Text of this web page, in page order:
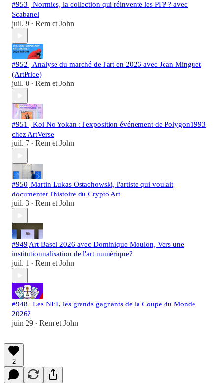
#953 | Normies, la collection qui réinvente les PFP ? avec
Scabanel
juil. 9 • Rem et John
#952 | Analyse du marché de l'art en 2026 avec Jean Minguet
(ArtPrice)
juil. 8 • Rem et John
#951 | Koi No Yokan : l'exposition événement de Polygon1993
chez ArtVerse
juil. 7 • Rem et John
#950| Martin Lukas Ostachowski, l'artiste qui voulait
documenter l'histoire du Crypto Art
juil. 3 • Rem et John
#949|Art Basel 2026 avec Dominique Moulon, Vers une
institutionnalisation de l'art numérique?
juil. 1 • Rem et John
#948 | Les NFT, les grands gagnants de la Coupe du Monde
2026?
juin 29 • Rem et John
2